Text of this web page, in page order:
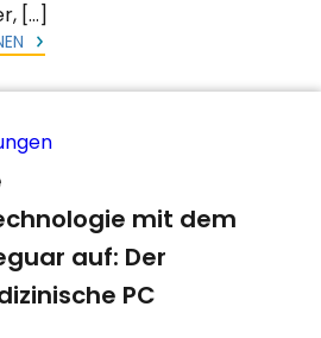
[…]
mit dem
auf: Der
PC